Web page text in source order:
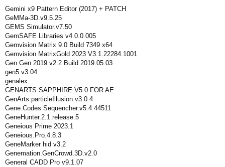
Gemini x9 Pattern Editor (2017) + PATCH
GeMMa-3D.v9.5.25
GEMS Simulator.v7.50
GemSAFE Libraries v4.0.0.005
Gemvision Matrix 9.0 Build 7349 x64
Gemvision MatrixGold 2023 V3.1.22284.1001
Gen Gen 2019 v2.2 Build 2019.05.03
gen5 v3.04
genalex
GENARTS SAPPHIRE V5.0 FOR AE
GenArts.particleIllusion.v3.0.4
Gene.Codes.Sequencher.v5.4.44511
GeneHunter.2.1.release.5
Geneious Prime 2023.1
Geneious.Pro.4.8.3
GeneMarker hid v3.2
Genemation.GenCrowd.3D.v2.0
General CADD Pro v9.1.07